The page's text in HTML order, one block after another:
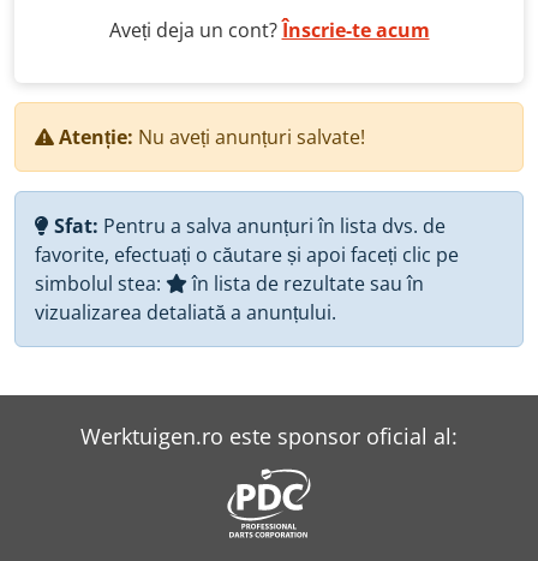
Aveți deja un cont?Înscrie-te acum
Atenție: Nu aveți anunțuri salvate!
Sfat: Pentru a salva anunțuri în lista dvs. de
favorite, efectuați o căutare și apoi faceți clic pe
simbolul stea:
în lista de rezultate sau în
vizualizarea detaliată a anunțului.
Werktuigen.ro este sponsor oficial al: